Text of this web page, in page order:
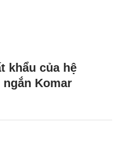
khẩu của hệ
Komar